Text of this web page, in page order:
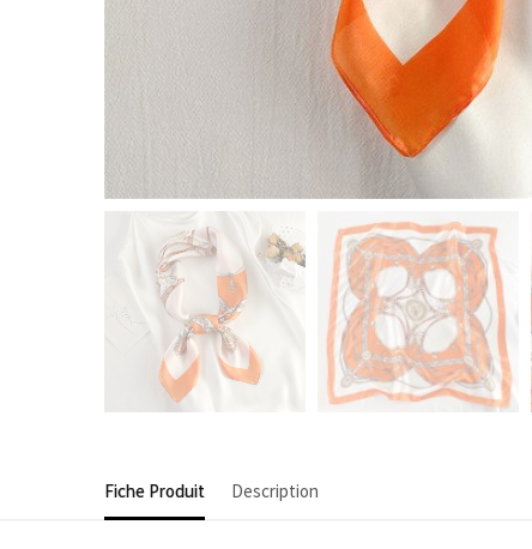
Fiche Produit Description